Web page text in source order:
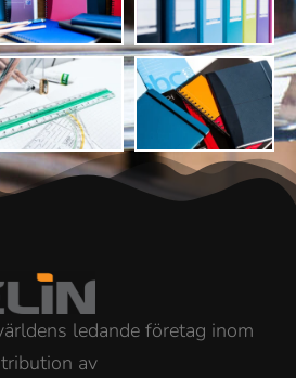
ledande företag inom
av